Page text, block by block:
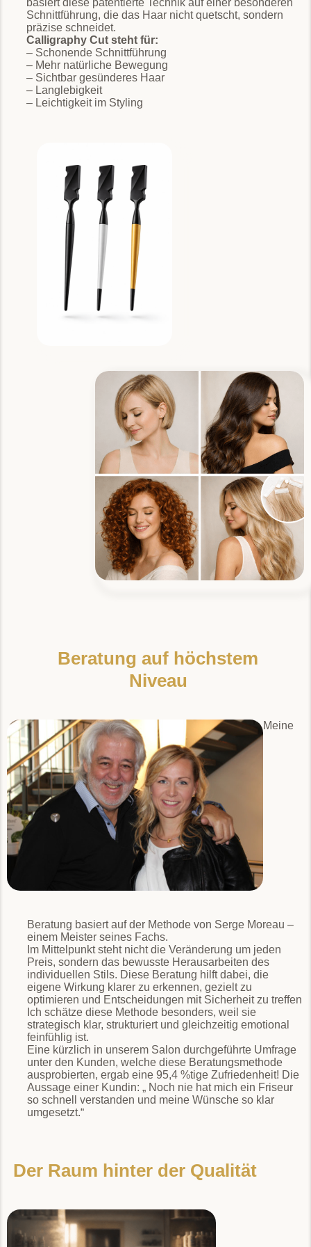
Schnittführung, die das Haar nicht quetscht, sondern
präzise schneidet.
Calligraphy Cut steht für:
– Schonende Schnittführung
– Mehr natürliche Bewegung
– Sichtbar gesünderes Haar
– Langlebigkeit
– Leichtigkeit im Styling
Beratung auf höchstem
Niveau
Meine
Beratung basiert auf der Methode von Serge Moreau –
einem Meister seines Fachs.
Im Mittelpunkt steht nicht die Veränderung um jeden
Preis, sondern das bewusste Herausarbeiten des
individuellen Stils. Diese Beratung hilft dabei, die
eigene Wirkung klarer zu erkennen, gezielt zu
optimieren und Entscheidungen mit Sicherheit zu treffen
Ich schätze diese Methode besonders, weil sie
strategisch klar, strukturiert und gleichzeitig emotional
feinfühlig ist.
Eine kürzlich in unserem Salon durchgeführte Umfrage
unter den Kunden, welche diese Beratungsmethode
ausprobierten, ergab eine 95,4 %tige Zufriedenheit! Die
Aussage einer Kundin: „ Noch nie hat mich ein Friseur
so schnell verstanden und meine Wünsche so klar
umgesetzt.“
Der Raum hinter der Qualität